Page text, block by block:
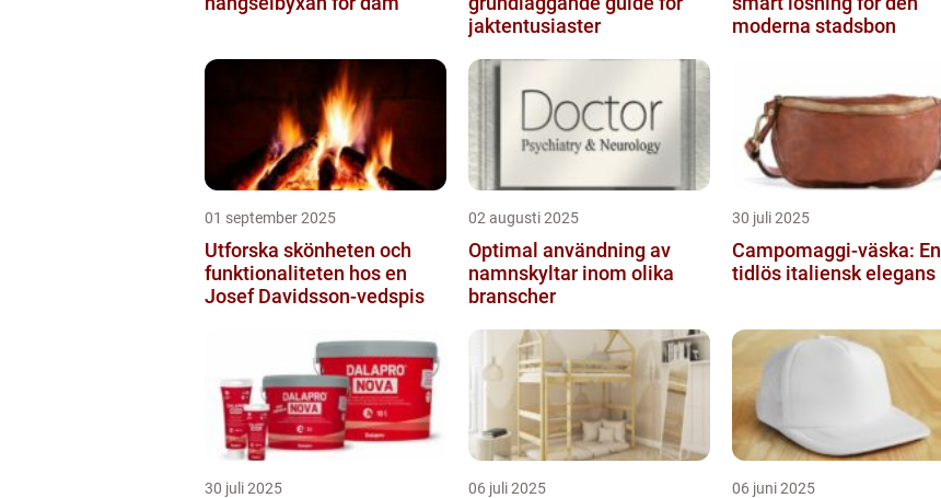
jaktentusiaster
moderna stadsbon
01 september 2025
Utforska skönheten och
funktionaliteten hos en
Josef Davidsson-vedspis
02 augusti 2025
Optimal användning av
namnskyltar inom olika
branscher
30 juli 2025
Campomaggi-väska: En
tidlös italiensk elegans
30 juli 2025 06 juli 2025 06 juni 2025